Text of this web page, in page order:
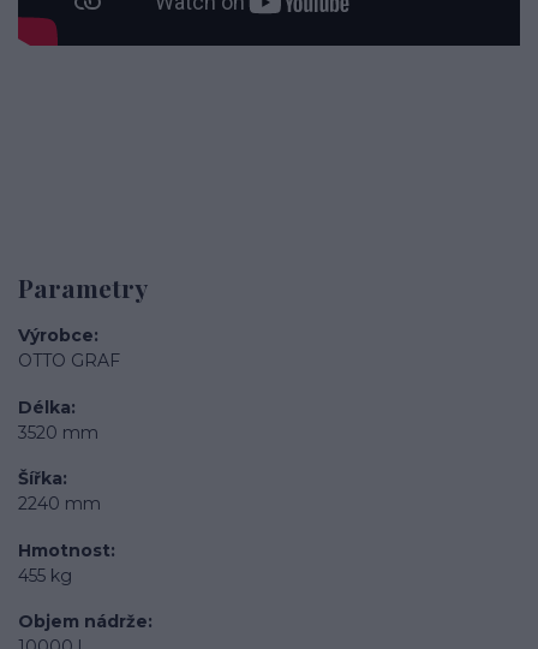
Parametry
Výrobce
OTTO GRAF
Délka
3520 mm
Šířka
2240 mm
Hmotnost
455 kg
Objem nádrže